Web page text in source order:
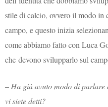
stile di calcio, ovvero il modo in
campo, e questo inizia
come abbiamo fatto con Luca
che devono svilupparlo sul
– Ha già avuto modo di parlare
vi siete detti?